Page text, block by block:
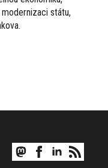
státu,